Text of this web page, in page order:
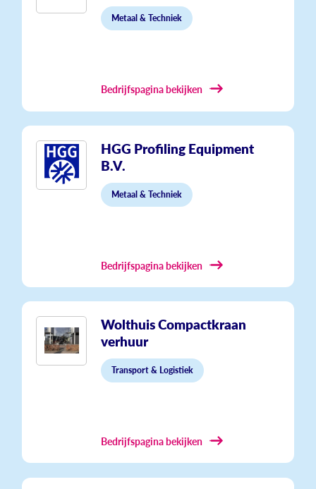
Metaal & Techniek
Bedrijfspagina bekijken
HGG Profiling Equipment
B.V.
Metaal & Techniek
Bedrijfspagina bekijken
Wolthuis Compactkraan
verhuur
Transport & Logistiek
Bedrijfspagina bekijken